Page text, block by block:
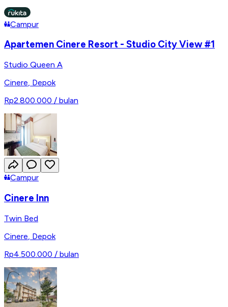
Campur
Apartemen Cinere Resort - Studio City View #1
Studio Queen A
Cinere, Depok
Rp2.800.000 / bulan
Campur
Cinere Inn
Twin Bed
Cinere Depok
Rp4.500.000 / bulan